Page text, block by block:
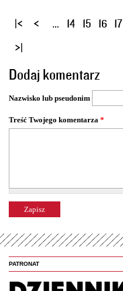
S
o
n
y
… 14 15 16 17
Dodaj komentarz
Nazwisko lub pseudonim
Treść Twojego komentarza *
PATRONAT